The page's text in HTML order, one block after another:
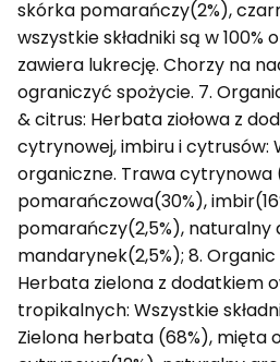
skórka pomarańczy(2%),
wszystkie składniki są w 100%
zawiera lukrecję. Chorzy na
ograniczyć spożycie. 7.
& citrus: Herbata ziołowa z
cytrynowej, imbiru i cytrusów:
organiczne. Trawa cytrynowa
pomarańczowa(30%),
pomarańczy(2,5%), naturalny
mandarynek(2,5%); 8.
Herbata zielona z dodatkiem
tropikalnych: Wszystkie
Zielona herbata (68%), mięta